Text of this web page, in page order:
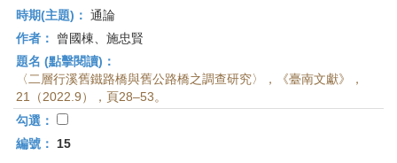
時期(主題)： 通論
作者：
曾國棟、施忠賢
題名 (點擊閱讀)：
〈二層行溪舊鐵路橋與舊公路橋之調查研究〉，《臺南文獻》，
21（2022.9），頁28–53。
勾選：
編號：
15